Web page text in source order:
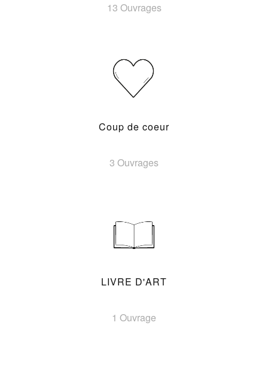
13 Ouvrages
Coup de coeur
3 Ouvrages
LIVRE D'ART
1 Ouvrage